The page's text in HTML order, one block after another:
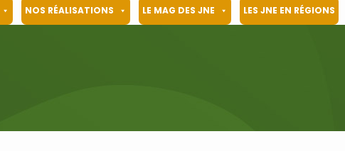
NOS RÉALISATIONS LE MAG DES JNE LES JNE EN RÉGIONS